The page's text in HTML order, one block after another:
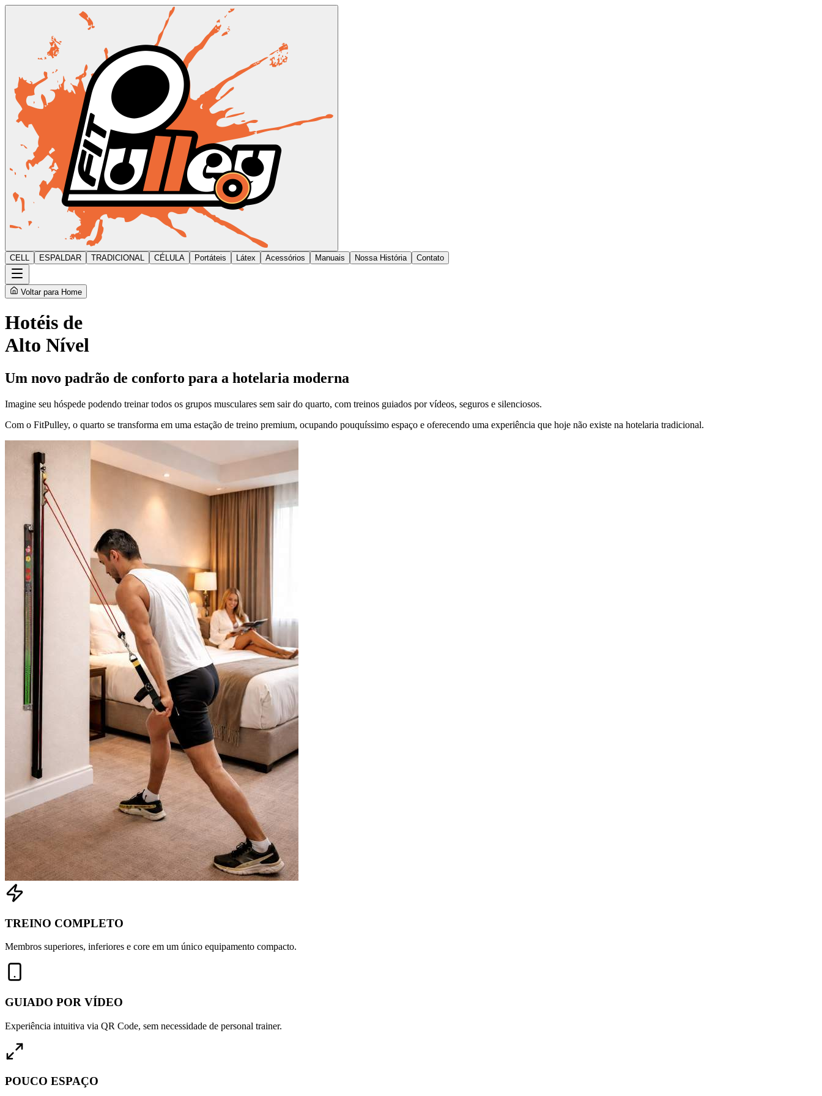
CELL ESPALDAR TRADICIONAL CÉLULA Portáteis Látex Acessórios Manuais Nossa História Contato
Voltar para Home
Hotéis de
Alto Nível
Um novo padrão de conforto para a hotelaria moderna
Imagine seu hóspede podendo treinar todos os grupos musculares sem sair do quarto, com treinos guiados por vídeos, seguros e silenciosos.
Com o FitPulley, o quarto se transforma em uma estação de treino premium, ocupando pouquíssimo espaço e oferecendo uma experiência que hoje não existe na hotelaria tradicional.
TREINO COMPLETO
Membros superiores, inferiores e core em um único equipamento compacto.
GUIADO POR VÍDEO
Experiência intuitiva via QR Code, sem necessidade de personal trainer.
POUCO ESPAÇO